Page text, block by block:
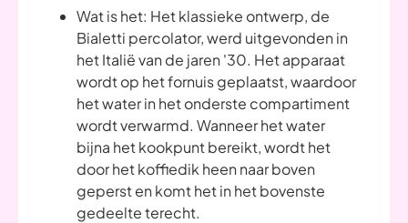
Wat is het: Het klassieke ontwerp, de
Bialetti percolator, werd uitgevonden in
het Italië van de jaren '30. Het apparaat
wordt op het fornuis geplaatst, waardoor
het water in het onderste compartiment
wordt verwarmd. Wanneer het water
bijna het kookpunt bereikt, wordt het
door het koffiedik heen naar boven
geperst en komt het in het bovenste
gedeelte terecht.